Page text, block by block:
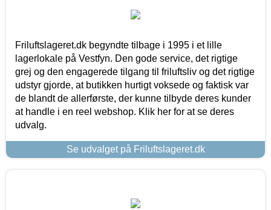
Friluftslageret.dk begyndte tilbage i 1995 i et lille
lagerlokale på Vestfyn. Den gode service, det rigtige
grej og den engagerede tilgang til friluftsliv og det rigtige
udstyr gjorde, at butikken hurtigt voksede og faktisk var
de blandt de allerførste, der kunne tilbyde deres kunder
at handle i en reel webshop. Klik her for at se deres
udvalg.
Se udvalget på Friluftslageret.dk